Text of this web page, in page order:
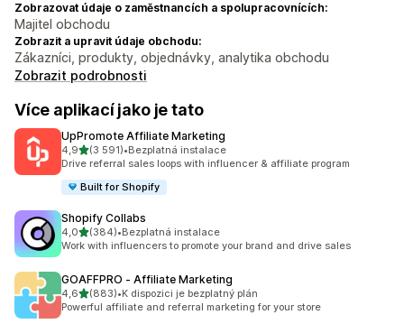
Zobrazovat údaje o zaměstnancích a spolupracovnících:
Majitel obchodu
Zobrazit a upravit údaje obchodu:
Zákazníci, produkty, objednávky, analytika obchodu
Zobrazit podrobnosti
Více aplikací jako je tato
UpPromote Affiliate Marketing
4,9z 5 hvězd
(3 591)
Celkový počet recenzí: 3591
•Bezplatná instalace
Drive referral sales loops with influencer & affiliate program
Built for Shopify
Shopify Collabs
4,0z 5 hvězd
(384)
Celkový počet recenzí: 384
•Bezplatná instalace
Work with influencers to promote your brand and drive sales
GOAFFPRO ‑ Affiliate Marketing
4,6z 5 hvězd
(883)
Celkový počet recenzí: 883
•K dispozici je bezplatný plán
Powerful affiliate and referral marketing for your store